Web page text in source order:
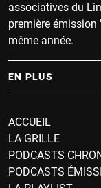
associatives du
première émission
même année.
EN PLUS
ACCUEIL
LA GRILLE
PODCASTS
PODCASTS